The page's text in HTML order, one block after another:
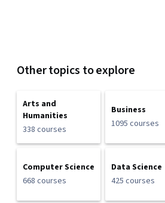
Other topics to explore
Arts and
Humanities
338 courses
Business
1095 courses
Computer Science
668 courses
Data Science
425 courses